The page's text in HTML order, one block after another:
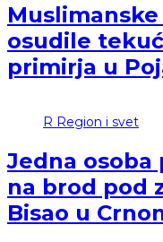
osudile
primirja u
R Region i svet
Jedna osoba
na brod pod
Bisao u